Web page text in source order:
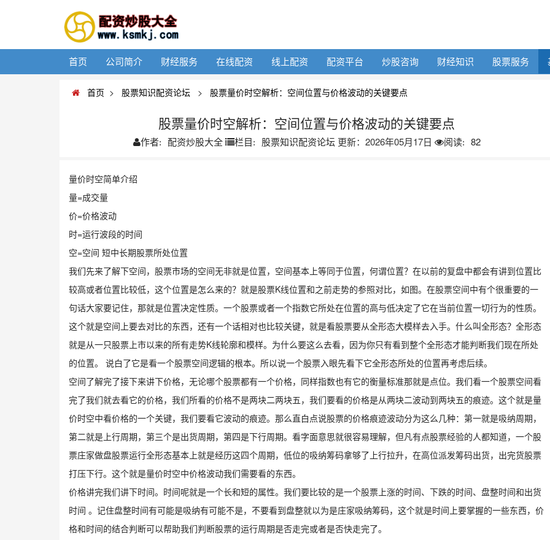
首页 公司简介 财经服务 在线配资 线上配资 配资平台 炒股咨询 财经知识 股票服务
首页 > 股票知识配资论坛 > 股票量价时空解析：空间位置与价格波动的关键要点
股票量价时空解析：空间位置与价格波动的关键要点
作者: 配资炒股大全 栏目: 股票知识配资论坛 更新：2026年05月17日 阅读: 82
量价时空简单介绍
量=成交量
价=价格波动
时=运行波段的时间
空=空间 短中长期股票所处位置
​我们先来了解下空间，股票市场的空间无非就是位置，空间基本上等同于位置，何谓位置？在以前的复盘中都会有讲到位置比
较高或者位置比较低，这个位置是怎么来的？就是股票K线位置和之前走势的参照对比，如图。在股票空间中有个很重要的一
句话大家要记住，那就是位置决定性质。一个股票或者一个指数它所处在位置的高与低决定了它在当前位置一切行为的性质。
这个就是空间上要去对比的东西，还有一个话相对也比较关键，就是看股票要从全形态大模样去入手。什么叫全形态？全形态
就是从一只股票上市以来的所有走势K线轮廓和模样。为什么要这么去看，因为你只有看到整个全形态才能判断我们现在所处
的位置。 说白了它是看一个股票空间逻辑的根本。所以说一个股票入眼先看下它全形态所处的位置再考虑后续。
空间了解完了接下来讲下价格，无论哪个股票都有一个价格，同样指数也有它的衡量标准那就是点位。我们看一个股票空间看
完了我们就去看它的价格，我们所看的价格不是两块二两块五，我们要看的价格是从两块二波动到两块五的痕迹。这个就是量
价时空中看价格的一个关键，我们要看它波动的痕迹。那么直白点说股票的价格痕迹波动分为这么几种：第一就是吸纳周期，
第二就是上行周期，第三个是出货周期，第四是下行周期。看字面意思就很容易理解，但凡有点股票经验的人都知道，一个股
票庄家做盘股票运行全形态基本上就是经历这四个周期，低位的吸纳筹码拿够了上行拉升，在高位派发筹码出货，出完货股票
打压下行。这个就是量价时空中价格波动我们需要看的东西。
价格讲完我们讲下时间。时间呢就是一个长和短的属性。我们要比较的是一个股票上涨的时间、下跌的时间、盘整时间和出货
时间 。记住盘整时间有可能是吸纳有可能不是，不要看到盘整就以为是庄家吸纳筹码，这个就是时间上要掌握的一些东西，价
格和时间的结合判断可以帮助我们判断股票的运行周期是否走完或者是否快走完了。